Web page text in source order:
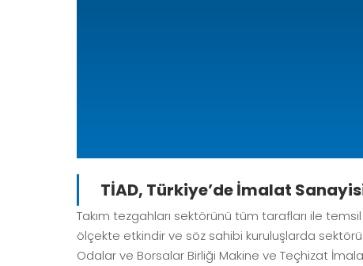
TİAD, Türkiye’de İmalat
Takım tezgahları sektörünü tüm tarafları ile
ölçekte etkindir ve söz sahibi kuruluşlarda sektörü
Odalar ve Borsalar Birliği Makine ve Teçhizat